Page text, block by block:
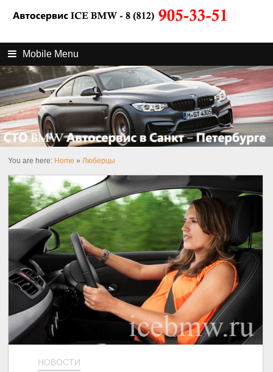
Mobile Menu
You are here: Home »Люберцы
НОВОСТИ